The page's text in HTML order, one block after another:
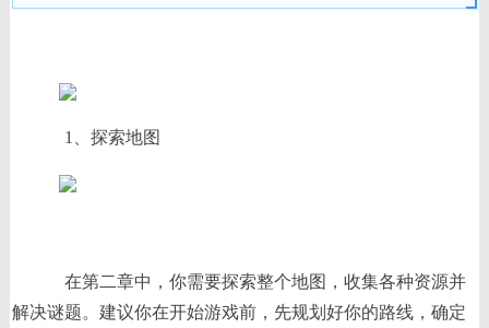
1、探索地图
在第二章中，你需要探索整个地图，收集各种资源并
解决谜题。建议你在开始游戏前，先规划好你的路线，确定